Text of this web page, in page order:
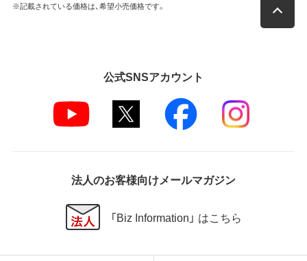
※記載されている価格は、希望小売価格です。
公式SNSアカウント
法人のお客様向けメールマガジン
「Biz Information」 はこちら